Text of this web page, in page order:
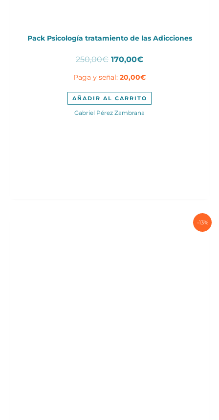
Pack Psicología tratamiento de las Adicciones
250,00€ El
original
era:
250,00€.
170,00€El
actual
es:
170,00€.
Paga y señal: 20,00€
AÑADIR AL CARRITO
Gabriel Pérez Zambrana
-13%